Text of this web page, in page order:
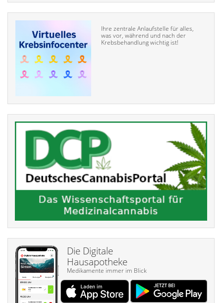
Ihre zentrale Anlaufstelle für alles,
was vor, während und nach der
Krebsbehandlung wichtig ist!
Die Digitale
Hausapotheke
Medikamente immer im Blick